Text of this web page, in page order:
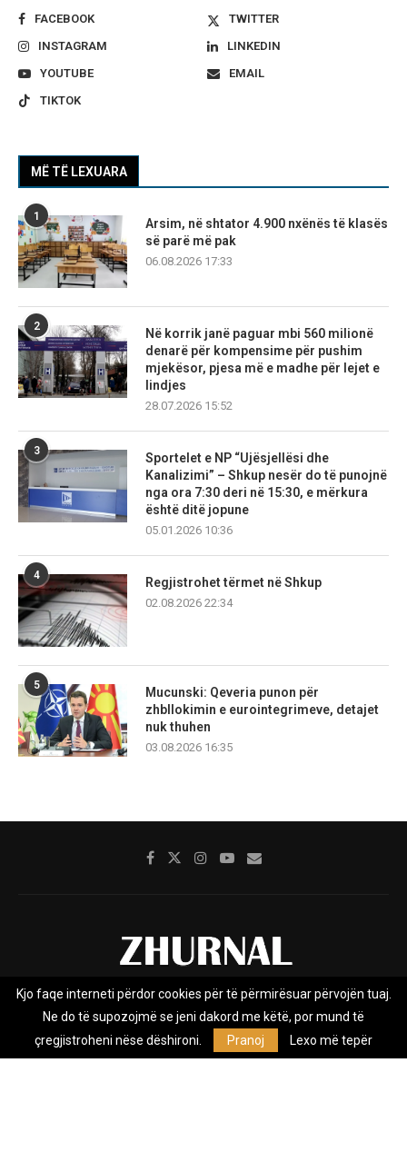
FACEBOOK
TWITTER
INSTAGRAM
LINKEDIN
YOUTUBE
EMAIL
TIKTOK
MË TË LEXUARA
1
Arsim, në shtator 4.900 nxënës të klasës
së parë më pak
06.08.2026 17:33
2
Në korrik janë paguar mbi 560 milionë
denarë për kompensime për pushim
mjekësor, pjesa më e madhe për lejet e
lindjes
28.07.2026 15:52
3
Sportelet e NP “Ujësjellësi dhe
Kanalizimi” – Shkup nesër do të punojnë
nga ora 7:30 deri në 15:30, e mërkura
është ditë jopune
05.01.2026 10:36
4
Regjistrohet tërmet në Shkup
02.08.2026 22:34
5
Mucunski: Qeveria punon për
zhbllokimin e eurointegrimeve, detajet
nuk thuhen
03.08.2026 16:35
Rreth nesh Impresumi Marketing
Privacy Policy
Zhurnal.mk është Agjenci e Lajmeve e pavarur, e themeluar në vitin
Kjo faqe interneti përdor cookies për të përmirësuar përvojën tuaj.
Ne do të supozojmë se jeni dakord me këtë, por mund të
çregjistroheni nëse dëshironi.
Pranoj Lexo më tepër